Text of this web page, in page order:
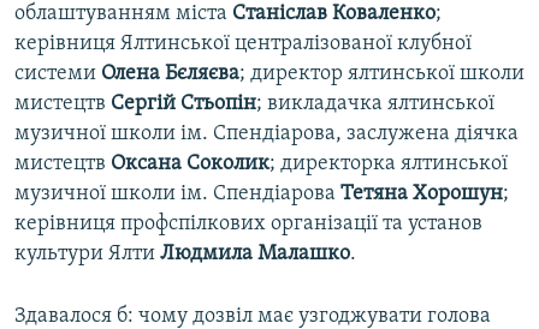
облаштуванням міста Станіслав Коваленко;
керівниця Ялтинської централізованої клубної
системи Олена Бєляєва; директор ялтинської школи
мистецтв Сергій Стьопін; викладачка ялтинської
музичної школи ім. Спендіарова, заслужена діячка
мистецтв Оксана Соколик; директорка ялтинської
музичної школи ім. Спендіарова Тетяна Хорошун;
керівниця профспілкових організації та установ
культури Ялти Людмила Малашко.
Здавалося б: чому дозвіл має узгоджувати голова